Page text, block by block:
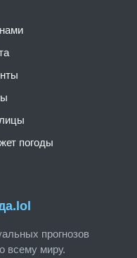
прогнозов
всему миру.
погоды